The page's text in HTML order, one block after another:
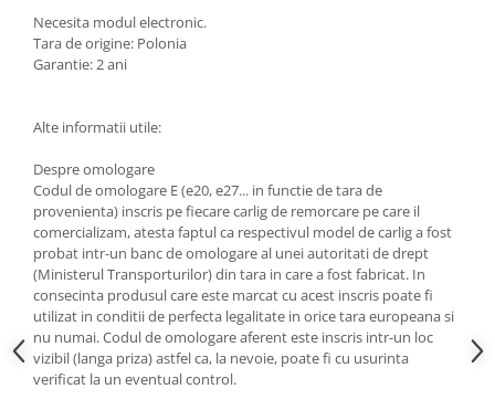
Carlige Nissan
Carlige Omoda
Carlige Polestar
Carlige Porsche
Carlige Renault
Carlige Seat
Carlige Skoda
Carlige SsangYong
Carlige Subaru
Scut motor Subaru
Scut motor Volvo
Scut motor Volvo C40
Scut motor Volvo V90
Scut motor Volvo XC40
Scut motor Vw
Necesita modul electronic.
Tara de origine: Polonia
Garantie: 2 ani
Alte informatii utile:
Despre omologare
Codul de omologare E (e20, e27... in functie de tara de
provenienta) inscris pe fiecare carlig de remorcare pe care il
comercializam, atesta faptul ca respectivul model de carlig a fost
probat intr-un banc de omologare al unei autoritati de drept
(Ministerul Transporturilor) din tara in care a fost fabricat. In
consecinta produsul care este marcat cu acest inscris poate fi
utilizat in conditii de perfecta legalitate in orice tara europeana si
nu numai. Codul de omologare aferent este inscris intr-un loc
vizibil (langa priza) astfel ca, la nevoie, poate fi cu usurinta
verificat la un eventual control.